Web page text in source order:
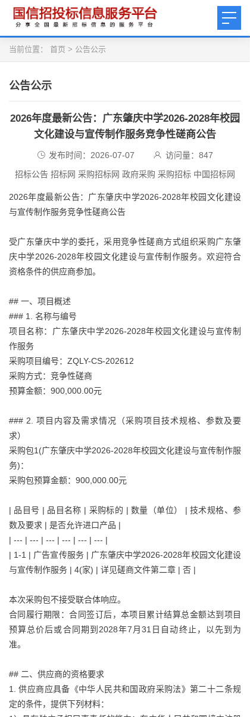
当前位置： 首页 > 公告公示
公告公示
2026年度最新公告：广东肇庆中学2026-2028年校园
文化建设与宣传制作服务竞争性磋商公告
发布时间：2026-07-07 访问量： 847
招标公告 招标网 采购招标网 政府采购 采购招标 中国招标网
2026年度最新公告：广东肇庆中学2026-2028年校园文化建设
与宣传制作服务竞争性磋商公告
受广东肇庆中学的委托，采用竞争性磋商方式组织采购广东肇
庆中学2026-2028年校园文化建设与宣传制作服务。欢迎符合
资格条件的供应商参加。
## 一、项目概述
### 1. 名称与编号
项目名称：广东肇庆中学2026-2028年校园文化建设与宣传制
作服务
采购项目编号：ZQLY-CS-202612
采购方式：竞争性磋商
预算金额：900,000.00元
### 2. 项目内容及需求情况（采购项目技术规格、参数及要
求）
采购包1(广东肇庆中学2026-2028年校园文化建设与宣传制作服
务)：
采购包预算金额：900,000.00元
| 品目号 | 品目名称 | 采购标的 | 数量（单位） | 技术规格、参
数及要求 | 是否允许进口产品 |
| --- | --- | --- | --- | --- | --- |
| 1-1 | 广告宣传服务 | 广东肇庆中学2026-2028年校园文化建设
与宣传制作服务 | 4(家) | 详见磋商文件第二章 | 否 |
本次采购包不接受联合体响应。
合同履行期限：合同签订后，本项目累计结算总金额达到项目
预算总价后或合同期到2028年7月31日自动终止，以先到为
准。
## 二、供应商的资格要求
1. 供应商应具备《中华人民共和国政府采购法》第二十二条规
定的条件，提供下列材料：